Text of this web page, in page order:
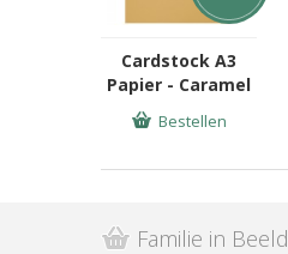
Cardstock A3
Papier - Caramel
Bestellen
Familie in Beeld